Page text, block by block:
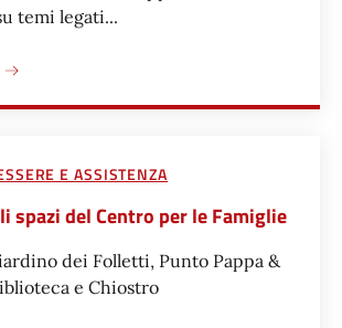
temi legati...
ACCEDERE AI SERVIZI DEDICATI
E ASSISTENZA
spazi del Centro per le Famiglie
dei Folletti, Punto Pappa &
e Chiostro